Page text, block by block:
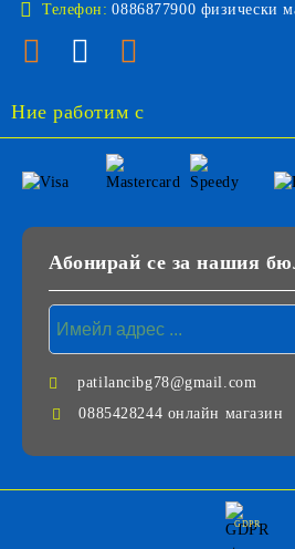
Телефон: 0886877900 физически
Ние работим с
Абонирай се за нашия
patilancibg78@gmail.com
0885428244 онлайн магазин
GDPR